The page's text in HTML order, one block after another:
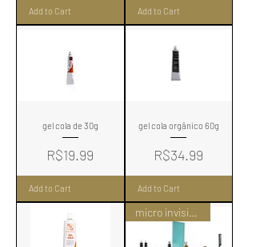
Add to Cart Add to Cart
gel cola de 30g
Price
R$19.99
Add to Cart
gel cola orgânico 60g
Price
R$34.99
Add to Cart
micro invisivel ou micro dupla